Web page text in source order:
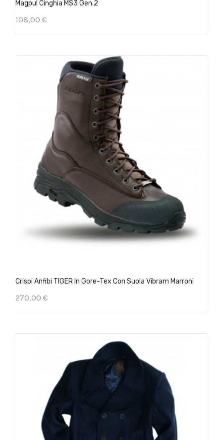
Magpul Cinghia MS3 Gen.2
108,00 €
Crispi Anfibi TIGER In Gore-Tex Con Suola Vibram Marroni
270,00 €